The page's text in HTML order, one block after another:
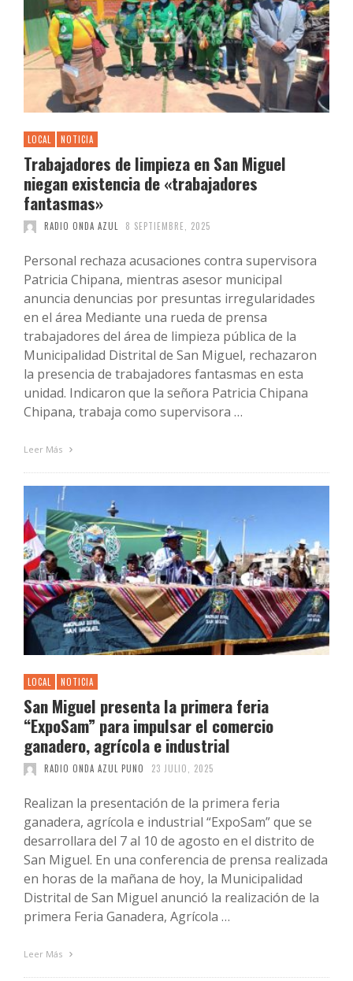
LOCAL NOTICIA
Trabajadores de limpieza en San Miguel
niegan existencia de «trabajadores
fantasmas»
RADIO ONDA AZUL 8 SEPTIEMBRE, 2025
Personal rechaza acusaciones contra supervisora
Patricia Chipana, mientras asesor municipal
anuncia denuncias por presuntas irregularidades
en el área Mediante una rueda de prensa
trabajadores del área de limpieza pública de la
Municipalidad Distrital de San Miguel, rechazaron
la presencia de trabajadores fantasmas en esta
unidad. Indicaron que la señora Patricia Chipana
Chipana, trabaja como supervisora …
Leer Más
LOCAL NOTICIA
San Miguel presenta la primera feria
“ExpoSam” para impulsar el comercio
ganadero, agrícola e industrial
RADIO ONDA AZUL PUNO 23 JULIO, 2025
Realizan la presentación de la primera feria
ganadera, agrícola e industrial “ExpoSam” que se
desarrollara del 7 al 10 de agosto en el distrito de
San Miguel. En una conferencia de prensa realizada
en horas de la mañana de hoy, la Municipalidad
Distrital de San Miguel anunció la realización de la
primera Feria Ganadera, Agrícola …
Leer Más